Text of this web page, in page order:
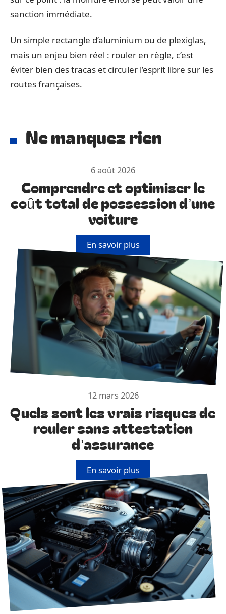
sanction immédiate.
Un simple rectangle d’aluminium ou de plexiglas,
mais un enjeu bien réel : rouler en règle, c’est
éviter bien des tracas et circuler l’esprit libre sur les
routes françaises.
Ne manquez rien
6 août 2026
Comprendre et optimiser le
coût total de possession d’une
voiture
En savoir plus
12 mars 2026
Quels sont les vrais risques de
rouler sans attestation
d’assurance
En savoir plus